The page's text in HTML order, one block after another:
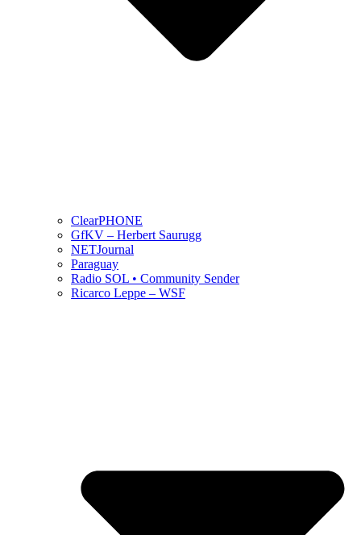
ClearPHONE
GfKV – Herbert Saurugg
NETJournal
Paraguay
Radio SOL • Community Sender
Ricarco Leppe – WSF